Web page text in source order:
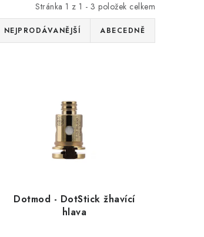
Stránka 1 z 1 - 3 položek celkem
NEJPRODÁVANĚJŠÍ ABECEDNĚ
Dotmod - DotStick žhavící
hlava